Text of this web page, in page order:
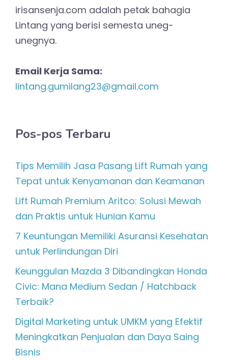
irisansenja.com adalah petak bahagia
Lintang yang berisi semesta uneg-
unegnya.
Email Kerja Sama:
lintang.gumilang23@gmail.com
Pos-pos Terbaru
Tips Memilih Jasa Pasang Lift Rumah yang
Tepat untuk Kenyamanan dan Keamanan
Lift Rumah Premium Aritco: Solusi Mewah
dan Praktis untuk Hunian Kamu
7 Keuntungan Memiliki Asuransi Kesehatan
untuk Perlindungan Diri
Keunggulan Mazda 3 Dibandingkan Honda
Civic: Mana Medium Sedan / Hatchback
Terbaik?
Digital Marketing untuk UMKM yang Efektif
Meningkatkan Penjualan dan Daya Saing
Bisnis